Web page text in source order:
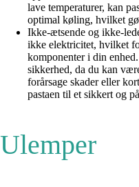
lave temperaturer, kan
optimal køling, hvilket
Ikke-ætsende og ikke-
ikke elektricitet, hvilket
komponenter i din
sikkerhed, da du kan
forårsage skader eller
pastaen til et sikkert og
Ulemper